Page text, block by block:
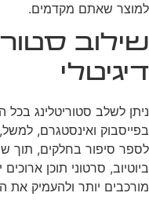
למוצר שאתם מקדמים.
שילוב
דיגיטלי
ניתן לשלב סטוריטלינג
בפייסבוק ואינסטגרם,
לספר סיפור בחלקים, תוך
ביוטיוב, סרטוני תוכן
מורכבים יותר ולהעמיק את